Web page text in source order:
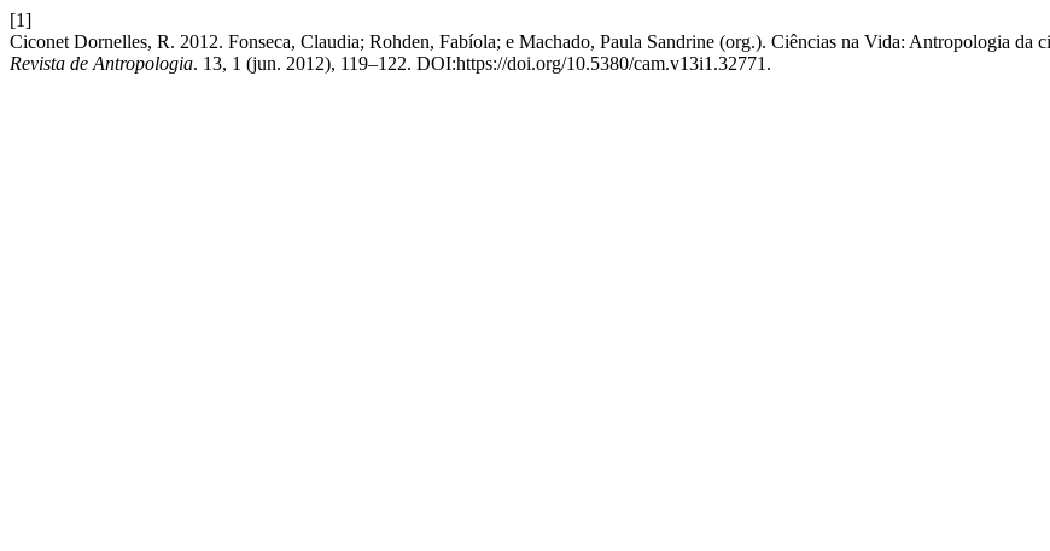
[1]
Ciconet Dornelles, R. 2012. Fonseca, Claudia; Rohden, Fabíola; e Machado, Paula Sandrine (org.). Ciências na Vida: Antropologia da
Revista de Antropologia. 13, 1 (jun. 2012), 119–122. DOI:https://doi.org/10.5380/cam.v13i1.32771.